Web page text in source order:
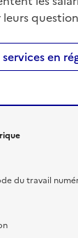
en
du travail